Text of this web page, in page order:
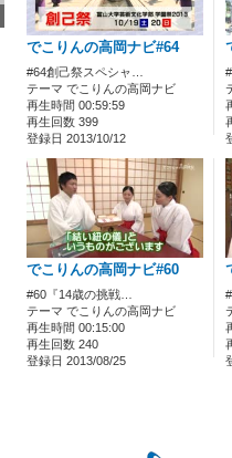
でこりんの高岡ナビ#64
#64創己祭スペシャ…
テーマ でこりんの高岡ナビ
再生時間 00:59:59
再生回数 399
登録日 2013/10/12
でこりんの高岡ナビ#60
#60『14歳の挑戦…
テーマ でこりんの高岡ナビ
再生時間 00:15:00
再生回数 240
登録日 2013/08/25